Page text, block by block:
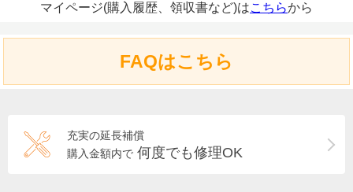
マイページ(購入履歴、領収書など)はこちらから
FAQはこちら
充実の延長補償
購入金額内で 何度でも修理OK